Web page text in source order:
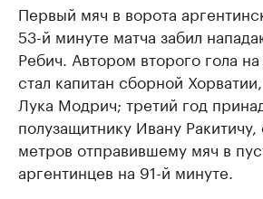
Первый мяч в ворота
53-й минуте матча забил
Ребич. Автором второго гола
стал капитан сборной
Лука Модрич; третий год
полузащитнику Ивану Ракитичу,
метров отправившему мяч в
аргентинцев на 91-й минуте.